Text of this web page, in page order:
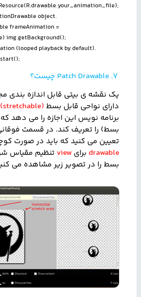
object.
frameAnimation =
img.getBackground();
(looped playback by default).
7.
Patch Drawable چیست؟
یک نقشه ی بیتی قابل اندازه بندی
دارای نواحی قابل بسط (
stretchable
)
برنامه نویس این اجازه را می دهد
بسط) را تعریف کند. در قسمت
تعیین می کنید که باید در صورت
drawable برای view تنظیم مقیاس
بسط را در تصویر زیر مشاهده می